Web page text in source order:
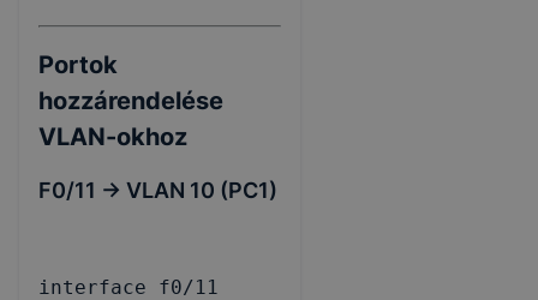
Portok
hozzárendelése
VLAN-okhoz
F0/11 -> VLAN 10 (PC1)
interface f0/11